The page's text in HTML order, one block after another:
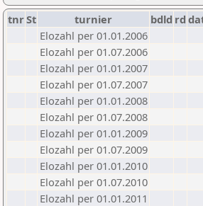
tnrSt turnier bdld rd
Elozahl per 01.01.2006
Elozahl per 01.07.2006
Elozahl per 01.01.2007
Elozahl per 01.07.2007
Elozahl per 01.01.2008
Elozahl per 01.07.2008
Elozahl per 01.01.2009
Elozahl per 01.07.2009
Elozahl per 01.01.2010
Elozahl per 01.07.2010
Elozahl per 01.01.2011